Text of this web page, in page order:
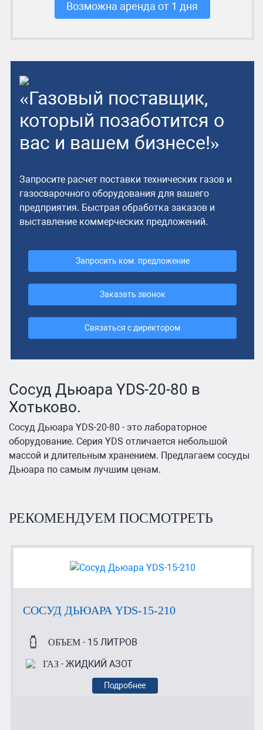
Возможна аренда от 1 дня
«Газовый поставщик,
который позаботится о
вас и вашем бизнесе!»
Запросите расчет поставки технических газов и
газосварочного оборудования для вашего
предприятия. Быстрая обработка заказов и
выставление коммерческих предложений.
Запросить ком. предложение
Заказать звонок
Связаться с директором
Сосуд Дьюара YDS-20-80 в
Хотьково.
Сосуд Дьюара YDS-20-80 - это лабораторное
оборудование. Серия YDS отличается небольшой
массой и длительным хранением. Предлагаем сосуды
Дьюара по самым лучшим ценам.
РЕКОМЕНДУЕМ ПОСМОТРЕТЬ
СОСУД ДЬЮАРА YDS-15-210
ОБЪЕМ- 15 ЛИТРОВ
ГАЗ- ЖИДКИЙ АЗОТ
Подробнее